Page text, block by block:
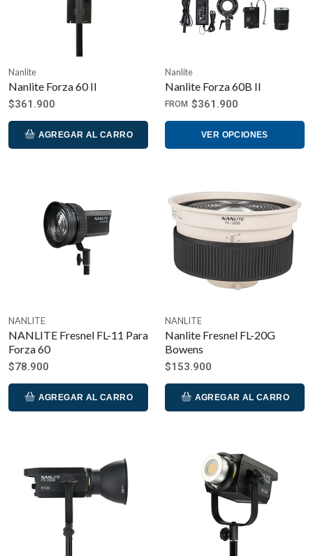
Nanlite
Nanlite Forza 60 II
$361.900
AGREGAR AL CARRO
Nanlite
Nanlite Forza 60B II
FROM $361.900
VER OPCIONES
NANLITE
NANLITE Fresnel FL-11 Para
Forza 60
$78.900
AGREGAR AL CARRO
NANLITE
Nanlite Fresnel FL-20G
Bowens
$153.900
AGREGAR AL CARRO